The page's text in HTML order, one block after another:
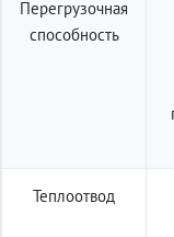
Перегрузочная
способность
Теплоотвод